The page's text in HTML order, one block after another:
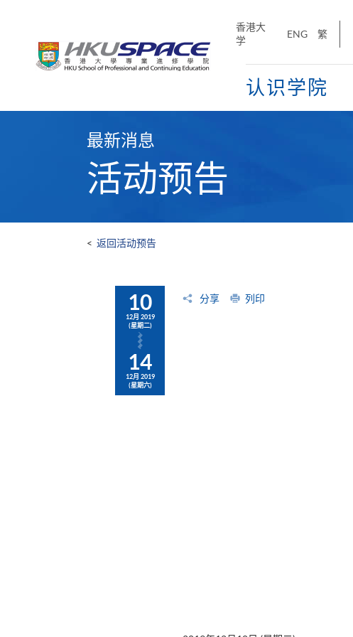
香港大
学
ENG 繁
认识学院
最新消息
活动预告
< 返回活动预告
10
12月 2019
(星期二)
14
12月 2019
(星期六)
分享 列印